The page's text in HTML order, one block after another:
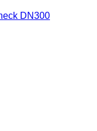
DN300